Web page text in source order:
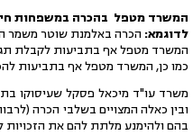
המשרד מטפל בהכרה במשפחות
לדוגמא: הכרה באלמנת שוטר משמר
המשרד מטפל אף בתביעות לקבלת
כמו כן, המשרד מטפל אף בתביעות
משרד עו"ד מיכאל פסקל שעיסוקו
ובין כאלה המצויים בשלבי הכרה
בהם ולהימנע מלתת להם את הזכויות